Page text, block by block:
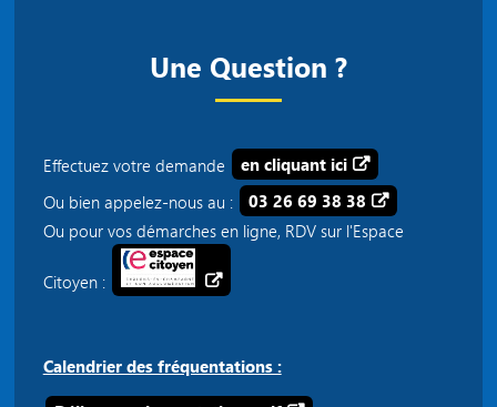
Une Question ?
Effectuez votre demande
en cliquant ici
Ou bien appelez-nous au :
03 26 69 38 38
Ou pour vos démarches en ligne, RDV sur l'Espace
Citoyen :
Calendrier des fréquentations :